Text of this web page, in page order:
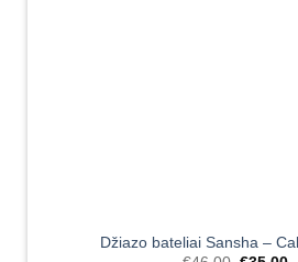
Džiazo bateliai Sansha –